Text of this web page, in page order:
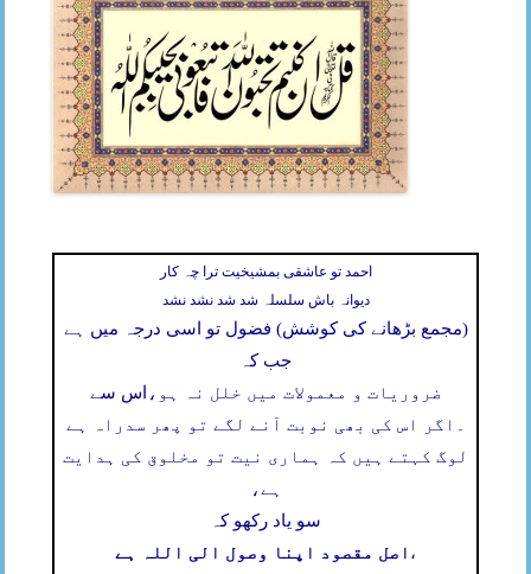
احمد تو عاشقی بمشیخیت ترا چہ کار
دیوانہ باش سلسلہ شد شد نشد نشد
(مجمع بڑھانے کی کوشش) فضول تو اسی درجہ میں ہے
جب کہ
اس سے ضروریات و معمولات میں خلل نہ ہو،
اگر اس کی بھی نوبت آنے لگے تو پھر سدراہ ہے
لوگ کہتے ہیں کہ ہماری نیت تو مخلوق کی ہدایت
ہے،
سو یاد رکھو کہ
اصل مقصود اپنا وصول الی اللہ ہے ،